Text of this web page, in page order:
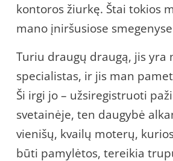
kontoros žiurkę. Štai tokios
mano įniršusiose
Turiu draugų draugą, jis yra
specialistas, ir jis man
Ši irgi jo – užsiregistruoti
svetainėje, ten daugybė
vienišų, kvailų moterų,
būti pamylėtos, tereikia